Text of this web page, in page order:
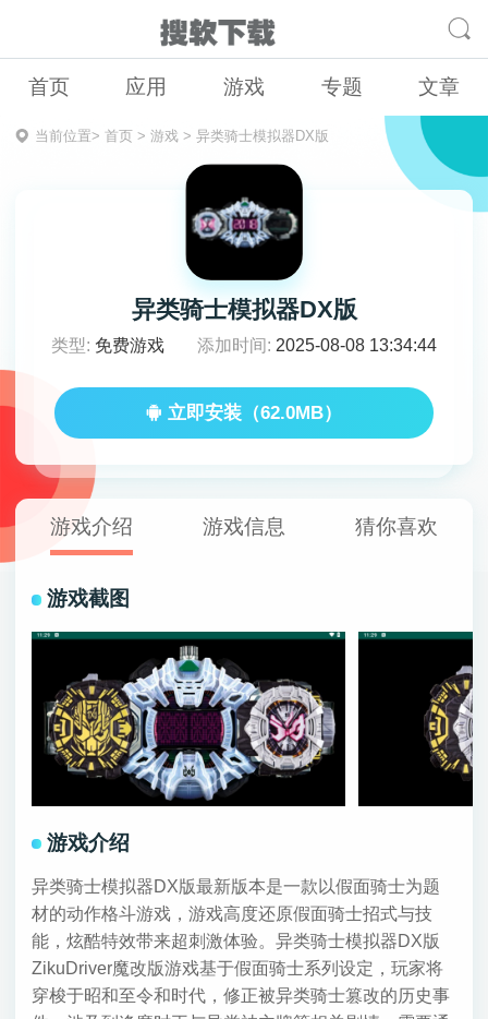
首页 应用 游戏 专题 文章
当前位置> 首页> 游戏> 异类骑士模拟器DX版
异类骑士模拟器DX版
类型: 免费游戏 添加时间: 2025-08-08 13:34:44
立即安装（62.0MB）
游戏介绍 游戏信息 猜你喜欢
游戏截图
游戏介绍
异类骑士模拟器DX版最新版本是一款以假面骑士为题
材的动作格斗游戏，游戏高度还原假面骑士招式与技
能，炫酷特效带来超刺激体验。异类骑士模拟器DX版
ZikuDriver魔改版游戏基于假面骑士系列设定，玩家将
穿梭于昭和至令和时代，修正被异类骑士篡改的历史事